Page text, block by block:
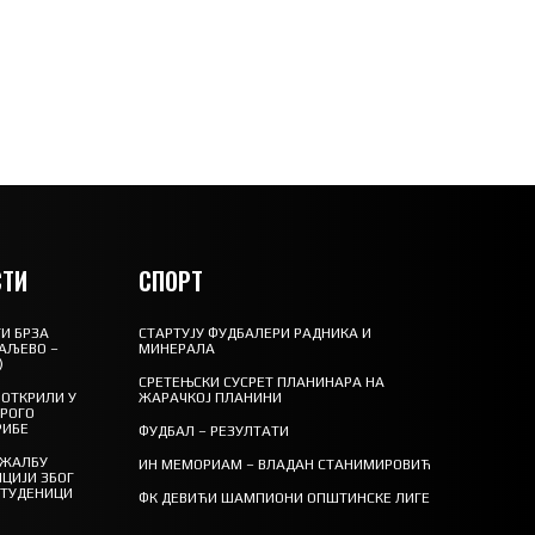
БРЗА
–
У
ЗБОГ
СПОРТ
СТАРТУЈУ ФУДБАЛЕРИ РАДНИКА И
МИНЕРАЛА
СРЕТЕЊСКИ СУСРЕТ ПЛАНИНАРА НА
ЖАРАЧКОЈ ПЛАНИНИ
ФУДБАЛ – РЕЗУЛТАТИ
ИН МЕМОРИАМ – ВЛАДАН СТАНИМИРОВИЋ
ФК ДЕВИЋИ ШАМПИОНИ ОПШТИНСКЕ ЛИГЕ